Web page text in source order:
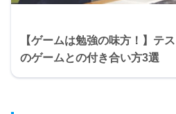
【ゲームは勉強の味方！】テ
のゲームとの付き合い方3選